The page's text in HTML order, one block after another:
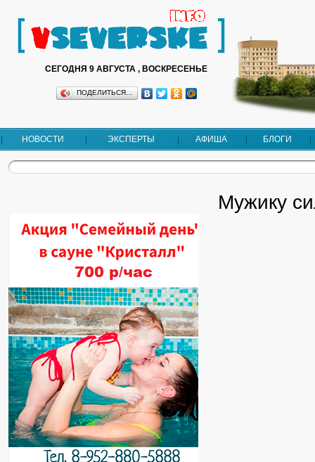
СЕГОДНЯ 9 АВГУСТА , ВОСКРЕСЕНЬЕ
ПОДЕЛИТЬСЯ…
НОВОСТИ ЭКСПЕРТЫ АФИША БЛОГИ
Мужику